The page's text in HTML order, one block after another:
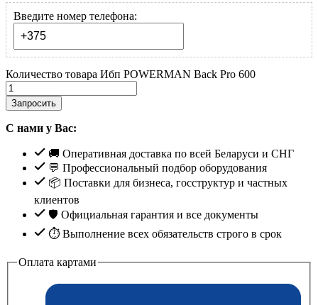
Введите номер телефона:
Количество товара Ибп POWERMAN Back Pro 600
Запросить
С нами у Вас:
🚚 Оперативная доставка по всей Беларуси и СНГ
💬 Профессиональный подбор оборудования
📦 Поставки для бизнеса, госструктур и частных
клиентов
🛡️ Официальная гарантия и все документы
⏱ Выполнение всех обязательств строго в срок
Оплата картами